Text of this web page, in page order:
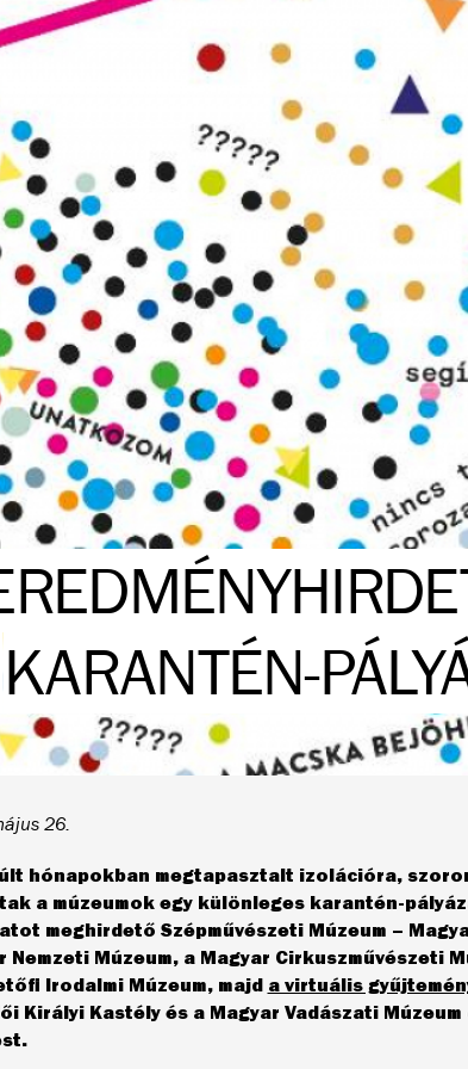
KARANTÉN-
26.
hónapokban megtapasztalt izolációra,
a múzeumok egy különleges karantén-
meghirdető Szépművészeti Múzeum –
Nemzeti Múzeum, a Magyar Cirkuszművészeti
Irodalmi Múzeum, majd a virtuális
Királyi Kastély és a Magyar Vadászati